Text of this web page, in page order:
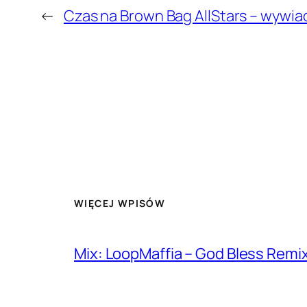
← Czas na Brown Bag AllStars –
WIĘCEJ WPISÓW
Mix: LoopMaffia – God Bless